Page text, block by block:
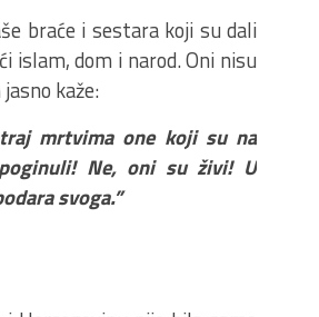
braće i sestara koji su dali
islam, dom i narod. Oni nisu
kaže:
mrtvima one koji su na
Ne, oni su živi! U
svoga.”